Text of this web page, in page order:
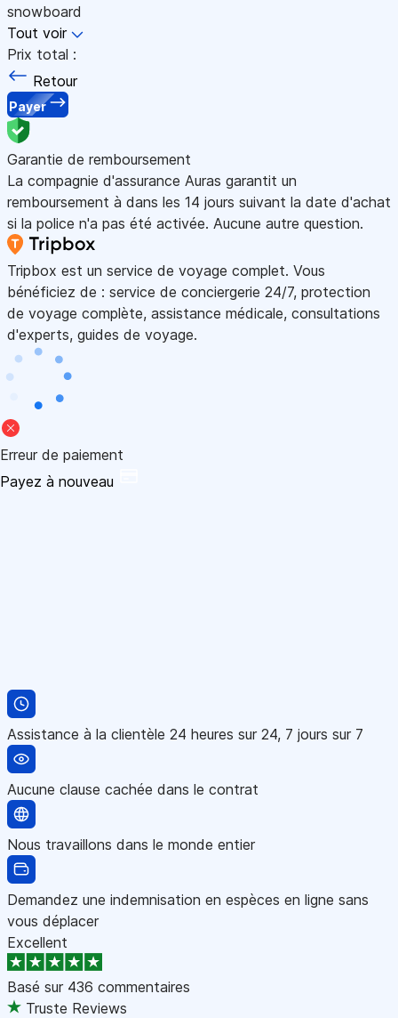
snowboard
Tout voir
Prix total :
Retour
Payer
Garantie de remboursement
La compagnie d'assurance Auras garantit un
remboursement à dans les 14 jours suivant la date d'achat
si la police n'a pas été activée. Aucune autre question.
Tripbox est un service de voyage complet. Vous
bénéficiez de : service de conciergerie 24/7, protection
de voyage complète, assistance médicale, consultations
d'experts, guides de voyage.
Erreur de paiement
Payez à nouveau
Assistance à la clientèle 24 heures sur 24, 7 jours sur 7
Aucune clause cachée dans le contrat
Nous travaillons dans le monde entier
Demandez une indemnisation en espèces en ligne sans
vous déplacer
Excellent
Basé sur 436 commentaires
Truste Reviews